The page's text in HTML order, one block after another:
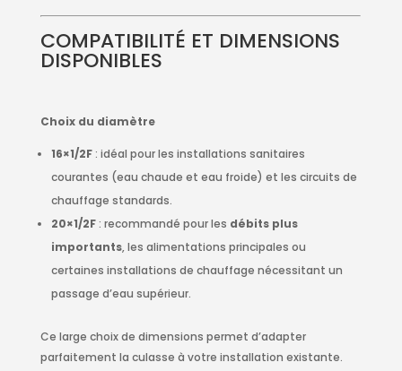
COMPATIBILITÉ ET DIMENSIONS
DISPONIBLES
Choix du diamètre
16×1/2F: idéal pour les installations sanitaires
courantes (eau chaude et eau froide) et les circuits de
chauffage standards.
20×1/2F: recommandé pour les débits plus
importants, les alimentations principales ou
certaines installations de chauffage nécessitant un
passage d’eau supérieur.
Ce large choix de dimensions permet d’adapter
parfaitement la culasse à votre installation existante.